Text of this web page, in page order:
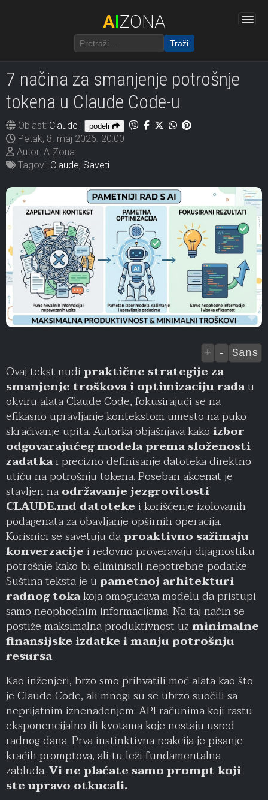
AIZONA
Traži
7 načina za smanjenje potrošnje
tokena u Claude Code-u
Oblast: Claude | podeli
Petak, 8. maj 2026. 20:00
Autor: AIZona
Tagovi: Claude, Saveti
+ - Sans
Ovaj tekst nudipraktične strategije za
smanjenje troškova i optimizaciju radau
okviru alata Claude Code, fokusirajući se na
efikasno upravljanje kontekstom umesto na puko
skraćivanje upita. Autorka objašnjava kakoizbor
odgovarajućeg modela prema složenosti
zadatkai precizno definisanje datoteka direktno
utiču na potrošnju tokena. Poseban akcenat je
stavljen naodržavanje jezgrovitosti
CLAUDE.md datoteke i korišćenje izolovanih
podagenata za obavljanje opširnih operacija.
Korisnici se savetuju daproaktivno sažimaju
konverzacije i redovno proveravaju dijagnostiku
potrošnje kako bi eliminisali nepotrebne podatke.
Suština teksta je u pametnoj arhitekturi
radnog tokakoja omogućava modelu da pristupi
samo neophodnim informacijama. Na taj način se
postiže maksimalna produktivnost uzminimalne
finansijske izdatke i manju potrošnju
resursa.
Kao inženjeri, brzo smo prihvatili moć alata kao što
je Claude Code, ali mnogi su se ubrzo suočili sa
neprijatnim iznenađenjem: API računima koji rastu
eksponencijalno ili kvotama koje nestaju usred
radnog dana. Prva instinktivna reakcija je pisanje
kraćih promptova, ali tu leži fundamentalna
zabluda.Vi ne plaćate samo prompt koji
ste upravo otkucali.